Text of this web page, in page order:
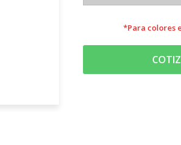
*Para colores